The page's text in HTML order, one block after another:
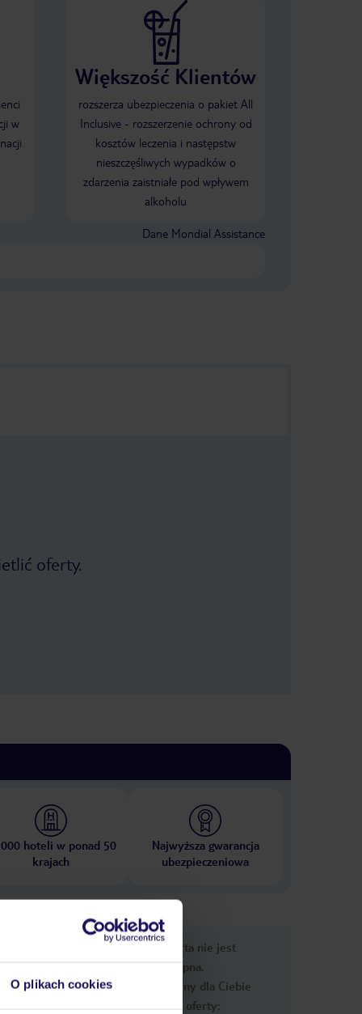
O plikach cookies
w
Większość Klientów
rozszerza ubezpieczenia o pakiet All
Inclusive - rozszerzenie ochrony od
kosztów leczenia i następstw
nieszczęśliwych wypadków o
zdarzenia zaistniałe pod wpływem
alkoholu
Dane Mondial Assistance
oferty.
hoteli w ponad 50
krajach
Najwyższa gwarancja
ubezpieczeniowa
Ups, ta oferta nie jest
dostępna.
Przygotowaliśmy dla Ciebie
podobne oferty: